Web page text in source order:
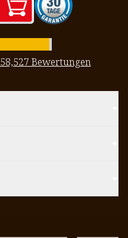
58,527 Bewertungen